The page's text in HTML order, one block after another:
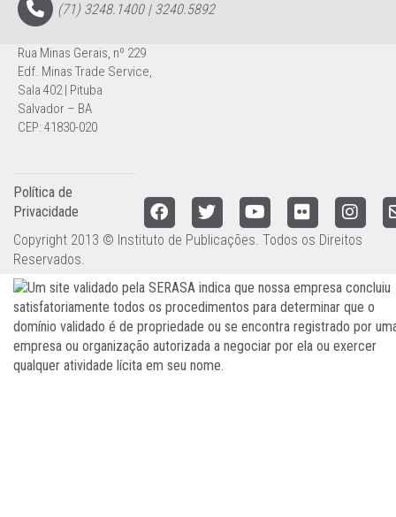
(71) 3248.1400 | 3240.5892
Rua Minas Gerais, nº 229
Edf. Minas Trade Service,
Sala 402 | Pituba
Salvador – BA
CEP: 41830-020
Política de
Privacidade
Copyright 2013 © Instituto de Publicações. Todos os Direitos
Reservados.